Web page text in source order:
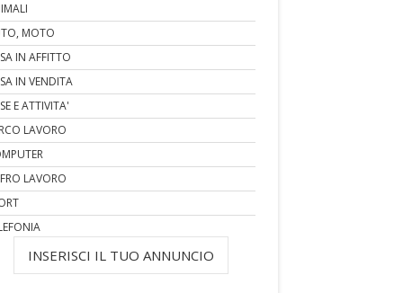
MOTO
IN AFFITTO
IN VENDITA
E ATTIVITA'
LAVORO
LAVORO
INSERISCI IL TUO ANNUNCIO